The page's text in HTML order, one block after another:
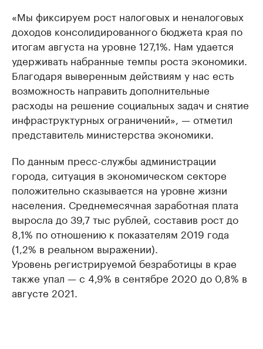
«Мы фиксируем рост налоговых и неналоговых
доходов консолидированного бюджета края по
итогам августа на уровне 127,1%. Нам удается
удерживать набранные темпы роста экономики.
Благодаря выверенным действиям у нас есть
возможность направить дополнительные
расходы на решение социальных задач и снятие
инфраструктурных ограничений», — отметил
представитель министерства экономики.
По данным пресс-службы администрации
города, ситуация в экономическом секторе
положительно сказывается на уровне жизни
населения. Среднемесячная заработная плата
выросла до 39,7 тыс рублей, составив рост до
8,1% по отношению к показателям 2019 года
(1,2% в реальном выражении).
Уровень регистрируемой безработицы в крае
также упал — с 4,9% в сентябре 2020 до 0,8% в
августе 2021.